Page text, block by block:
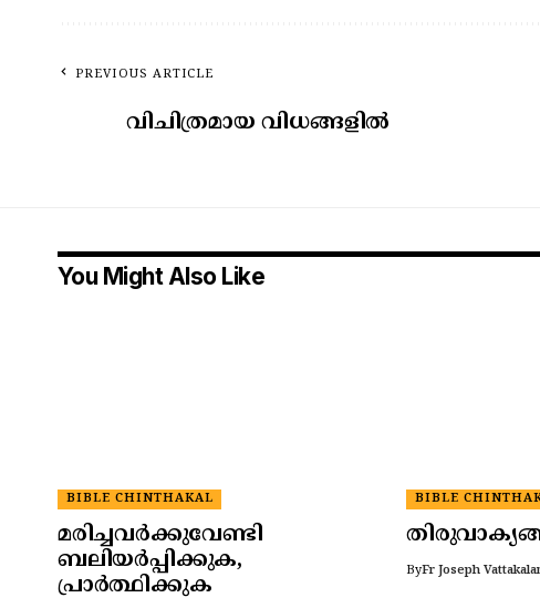
PREVIOUS ARTICLE
വിചിത്രമായ വിധങ്ങളിൽ
You Might Also Like
BIBLE CHINTHAKAL
മരിച്ചവർക്കുവേണ്ടി
ബലിയർപ്പിക്കുക,
പ്രാർത്ഥിക്കുക
BIBLE
ByFr Joseph